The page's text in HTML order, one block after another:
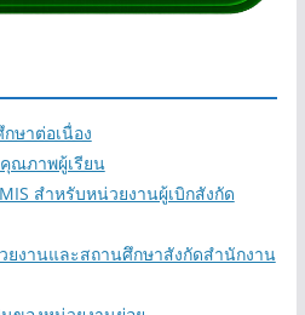
ษาต่อเนื่อง
ณภาพผู้เรียน
สำหรับหน่วยงานผู้เบิกสังกัด
ยงานและสถานศึกษาสังกัดสำนักงาน